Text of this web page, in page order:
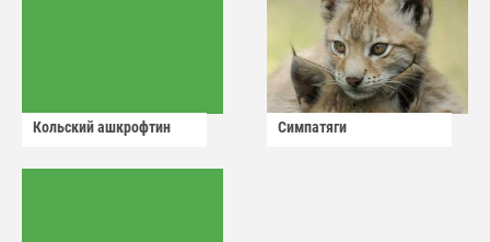
Кольский ашкрофтин Симпатяги